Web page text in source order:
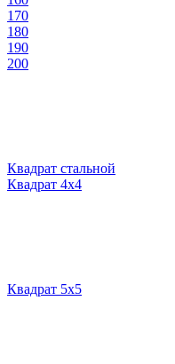
170
180
190
200
Квадрат стальной
Квадрат 4х4
Квадрат 5х5